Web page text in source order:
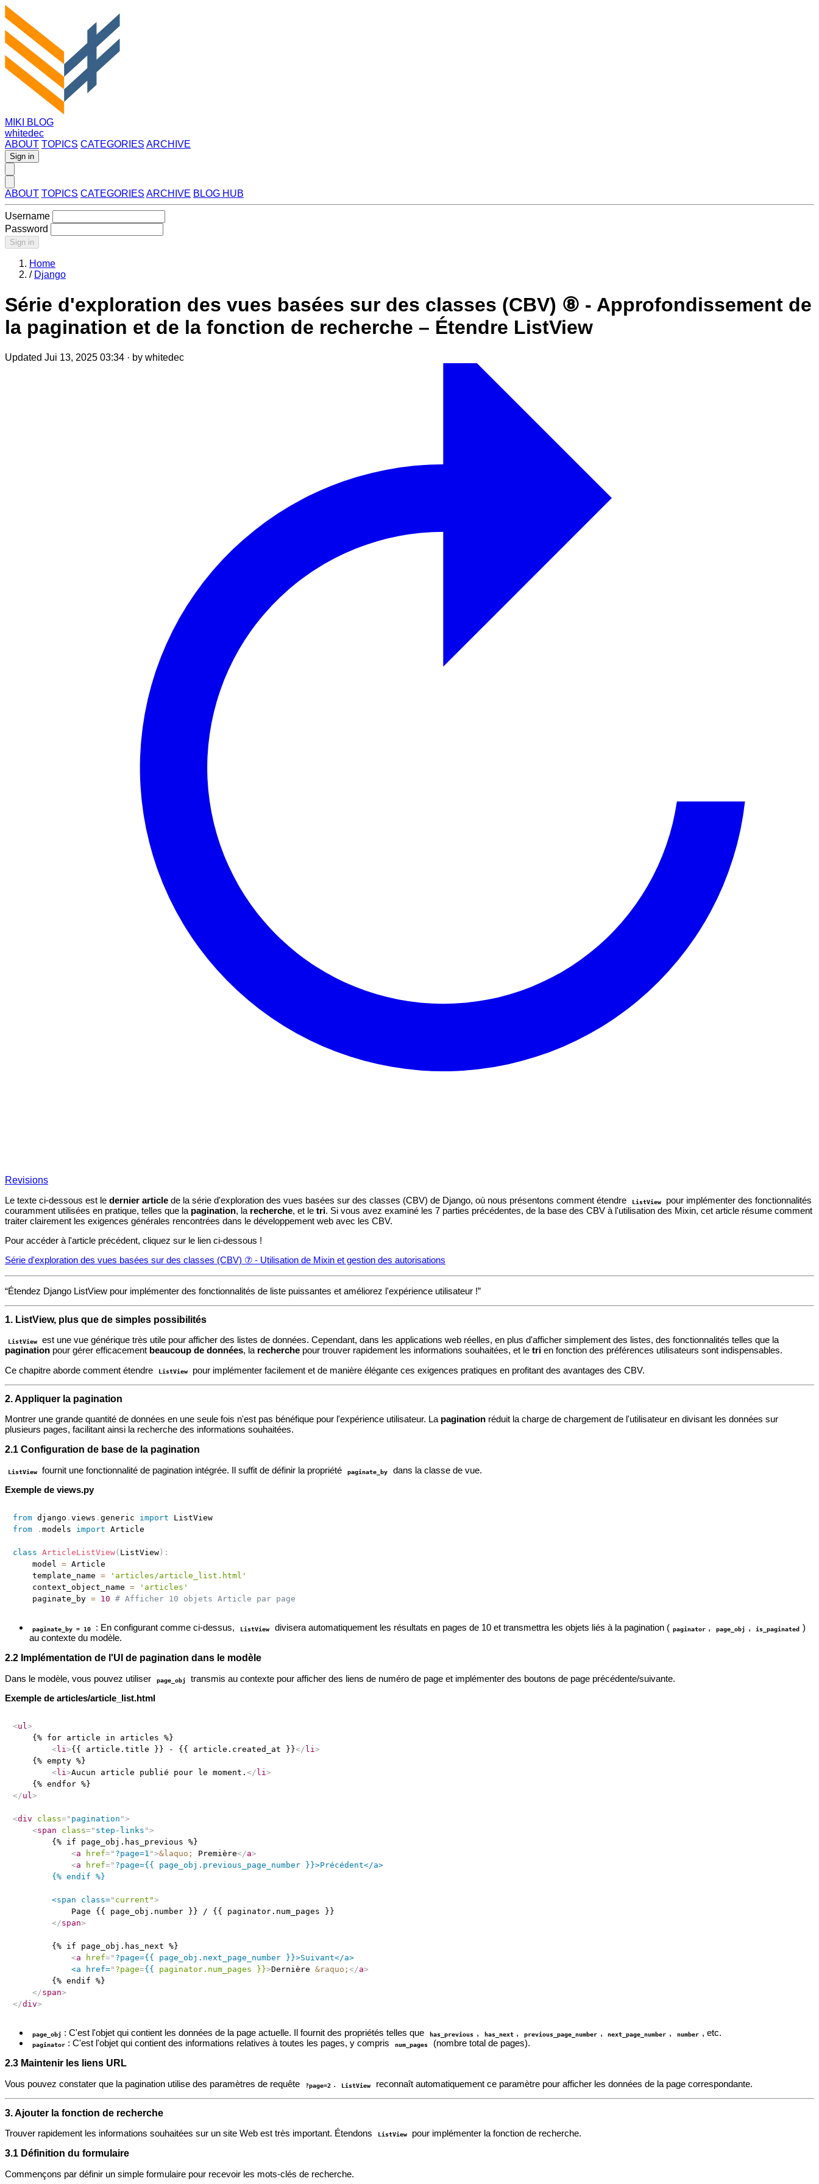
MIKI BLOG
whitedec
ABOUT TOPICS CATEGORIES ARCHIVE
Sign in
ABOUT TOPICS CATEGORIES ARCHIVE BLOG HUB
Username
Password
Sign in
Home
/ Django
Série d'exploration des vues basées sur des classes (CBV) ⑧ - Approfondissement de
la pagination et de la fonction de recherche – Étendre ListView
Updated Jui 13, 2025 03:34 · by whitedec
Revisions
Le texte ci-dessous est le dernier article de la série d'exploration des vues basées sur des classes (CBV) de Django, où nous présentons comment étendre ListView
pour implémenter des fonctionnalités
couramment utilisées en pratique, telles que la pagination, la recherche, et le tri. Si vous avez examiné les 7 parties précédentes, de la base des CBV à l'utilisation des Mixin, cet article résume comment
traiter clairement les exigences générales rencontrées dans le développement web avec les CBV.
Pour accéder à l'article précédent, cliquez sur le lien ci-dessous !
Série d'exploration des vues basées sur des classes (CBV) ⑦ - Utilisation de Mixin et gestion des autorisations
“Étendez Django ListView pour implémenter des fonctionnalités de liste puissantes et améliorez l'expérience utilisateur !”
1. ListView, plus que de simples possibilités
ListView
est une vue générique très utile pour afficher des listes de données. Cependant, dans les applications web réelles, en plus d'afficher simplement des listes, des fonctionnalités telles que la
pagination pour gérer efficacement beaucoup de données, la recherche pour trouver rapidement les informations souhaitées, et le tri en fonction des préférences utilisateurs sont indispensables.
Ce chapitre aborde comment étendre
ListView pour implémenter facilement et de manière élégante ces exigences pratiques en profitant des avantages des CBV.
2. Appliquer la pagination
Montrer une grande quantité de données en une seule fois n'est pas bénéfique pour l'expérience utilisateur. La pagination réduit la charge de chargement de l'utilisateur en divisant les données sur
plusieurs pages, facilitant ainsi la recherche des informations souhaitées.
2.1 Configuration de base de la pagination
ListView fournit une fonctionnalité de pagination intégrée. Il suffit de définir la propriété paginate_by
dans la classe de vue.
Exemple de views.py
from django . views . generic import
ListView
from
. models import Article
class ArticleListView( ListView) :
    model
= Article
    template_name
=
'articles/article_list.html'
    context_object_name
=
'articles'
    paginate_by
= 10 # Afficher 10 objets Article par page
paginate_by = 10 : En configurant comme ci-dessus, ListView divisera automatiquement les résultats en pages de 10 et transmettra les objets liés à la pagination ( paginator , page_obj , is_paginated )
au contexte du modèle.
2.2 Implémentation de l'UI de pagination dans le modèle
Dans le modèle, vous pouvez utiliser
page_obj
transmis au contexte pour afficher des liens de numéro de page et implémenter des boutons de page précédente/suivante.
Exemple de articles/article_list.html
<ul>
    {% for article in articles %}
<li>{{ article.title }} - {{ article.created_at }}</ li>
    {% empty %}
<li>Aucun article publié pour le moment. </ li>
</ul>
<div class=" pagination ">
<span class=" step-links ">
        {% if page_obj.has_previous %}
<a href=" ?page=1 ">&laquo; Première</a>
<a href=" ?page={{ page_obj.previous_page_number }}>Précédent</a>
        {% endif %}
        <span class=
" current">
            Page {{ page_obj.number }} / {{ paginator.num_pages }}
</span>
        {% if page_obj.has_next %}
<a href=" ?page={{ page_obj.next_page_number }}>Suivant</a>
            <a href=
" ?page={{ paginator.num_pages }}>Dernière &raquo; </a>
        {% endif %}
</span>
</div>
page_obj : C'est l'objet qui contient les données de la page actuelle. Il fournit des propriétés telles que has_previous , has_next , previous_page_number , next_page_number , number , etc.
paginator : C'est l'objet qui contient des informations relatives à toutes les pages, y compris num_pages
(nombre total de pages).
2.3 Maintenir les liens URL
Vous pouvez constater que la pagination utilise des paramètres de requête
?page=2 . ListView reconnaît automatiquement ce paramètre pour afficher les données de la page correspondante.
3. Ajouter la fonction de recherche
Trouver rapidement les informations souhaitées sur un site Web est très important. Étendons
ListView
pour implémenter la fonction de recherche.
3.1 Définition du formulaire
Commençons par définir un simple formulaire pour recevoir les mots-clés de recherche.